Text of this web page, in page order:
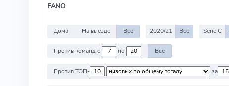
FANO
Дома На выезде Все 2020/21 Все Serie C
Против команд с по Все
Против ТОП- за